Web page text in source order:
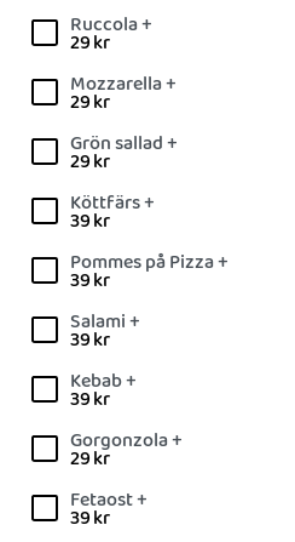
Ruccola +
29kr
Mozzarella +
29kr
Grön sallad +
29kr
Köttfärs +
39kr
Pommes på Pizza +
39kr
Salami +
39kr
Kebab +
39kr
Gorgonzola +
29kr
Fetaost +
39kr